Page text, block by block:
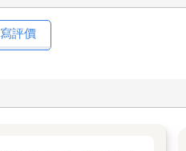
寫評價